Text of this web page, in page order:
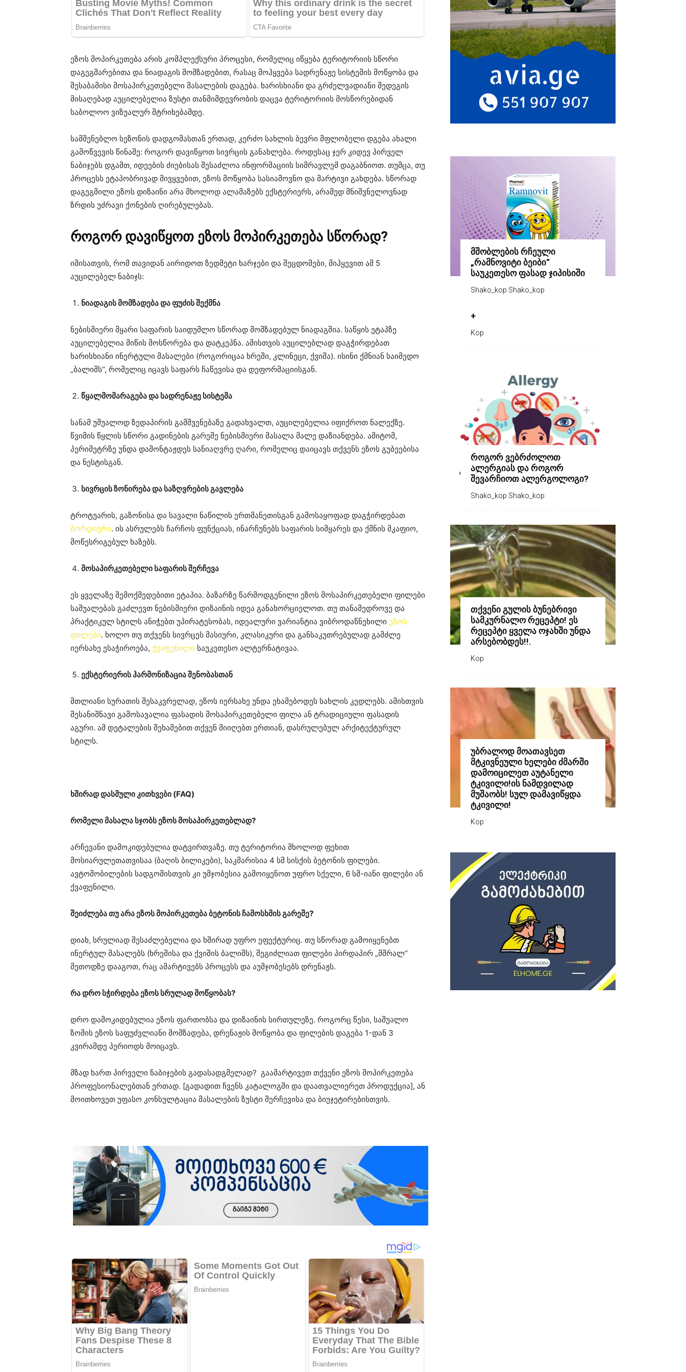
ეზოს მოპირკეთება არის კომპლექსური პროცესი, რომელიც იწყება ტერიტორიის სწორი
დაგეგმარებითა და ნიადაგის მომზადებით, რასაც მოჰყვება სადრენაჟე სისტემის მოწყობა და
შესაბამისი მოსაპირკეთებელი მასალების დაგება. ხარისხიანი და გრძელვადიანი შედეგის
მისაღებად აუცილებელია ზუსტი თანმიმდევრობის დაცვა ტერიტორიის მოსწორებიდან
საბოლოო ვიზუალურ შტრიხებამდე.
სამშენებლო სეზონის დადგომასთან ერთად, კერძო სახლის ბევრი მფლობელი დგება ახალი
გამოწვევის წინაშე: როგორ დავიწყოთ სივრცის განახლება. როდესაც ჯერ კიდევ პირველ
ნაბიჯებს დგამთ, იდეების ძიებისას შესაძლოა ინფორმაციის სიმრავლემ დაგაბნიოთ. თუმცა, თუ
პროცესს ეტაპობრივად მივყვებით, ეზოს მოწყობა სასიამოვნო და მარტივი გახდება. სწორად
დაგეგმილი ეზოს დიზაინი არა მხოლოდ ალამაზებს ექსტერიერს, არამედ მნიშვნელოვნად
ზრდის უძრავი ქონების ღირებულებას.
როგორ დავიწყოთ ეზოს მოპირკეთება სწორად?
იმისათვის, რომ თავიდან აირიდოთ ზედმეტი ხარჯები და შეცდომები, მიჰყევით ამ 5
აუცილებელ ნაბიჯს:
ნიადაგის მომზადება და ფუძის შექმნა
ნებისმიერი მყარი საფარის საიდუმლო სწორად მომზადებულ ნიადაგშია. საწყის ეტაპზე
აუცილებელია მიწის მოსწორება და დატკეპნა. ამისთვის აუცილებლად დაგჭირდებათ
ხარისხიანი ინერტული მასალები (როგორიცაა ხრეში, კლინეცი, ქვიშა). ისინი ქმნიან საიმედო
„ბალიშს“, რომელიც იცავს საფარს ჩაწევისა და დეფორმაციისგან.
წყალმომარაგება და სადრენაჟე სისტემა
სანამ უშუალოდ ზედაპირის გამშვენებაზე გადახვალთ, აუცილებელია იფიქროთ ნალექზე.
წვიმის წყლის სწორი გადინების გარეშე ნებისმიერი მასალა მალე დაზიანდება. ამიტომ,
პერიმეტრზე უნდა დამონტაჟდეს სანიაღვრე ღარი, რომელიც დაიცავს თქვენს ეზოს გუბეებისა
და ნესტისგან.
სივრცის ზონირება და საზღვრების გავლება
ტროტუარის, გაზონისა და სავალი ნაწილის ერთმანეთისგან გამოსაყოფად დაგჭირდებათ
ბორდიური. ის ასრულებს ჩარჩოს ფუნქციას, ინარჩუნებს საფარის სიმყარეს და ქმნის მკაფიო,
მოწესრიგებულ ხაზებს.
მოსაპირკეთებელი საფარის შერჩევა
ეს ყველაზე შემოქმედებითი ეტაპია. ბაზარზე წარმოდგენილი ეზოს მოსაპირკეთებელი ფილები
საშუალებას გაძლევთ ნებისმიერი დიზაინის იდეა განახორციელოთ. თუ თანამედროვე და
პრაქტიკულ სტილს ანიჭებთ უპირატესობას, იდეალური ვარიანტია ვიბროდაწნეხილი ეზოს
ფილები. ხოლო თუ თქვენს სივრცეს მასიური, კლასიკური და განსაკუთრებულად გამძლე
იერსახე ესაჭიროება, ქვაფენილი საუკეთესო ალტერნატივაა.
ექსტერიერის ჰარმონიზაცია შენობასთან
მთლიანი სურათის შესაკვრელად, ეზოს იერსახე უნდა ეხამებოდეს სახლის კედლებს. ამისთვის
შესანიშნავი გამოსავალია ფასადის მოსაპირკეთებელი ფილა ან ტრადიციული ფასადის
აგური. ამ დეტალების შეხამებით თქვენ მიიღებთ ერთიან, დასრულებულ არქიტექტურულ
სტილს.
ხშირად დასმული კითხვები (FAQ)
რომელი მასალა სჯობს ეზოს მოსაპირკეთებლად?
არჩევანი დამოკიდებულია დატვირთვაზე. თუ ტერიტორია მხოლოდ ფეხით
მოსიარულეთათვისაა (ბაღის ბილიკები), საკმარისია 4 სმ სისქის ბეტონის ფილები.
ავტომობილების სადგომისთვის კი უმჯობესია გამოიყენოთ უფრო სქელი, 6 სმ-იანი ფილები ან
ქვაფენილი.
შეიძლება თუ არა ეზოს მოპირკეთება ბეტონის ჩამოსხმის გარეშე?
დიახ, სრულიად შესაძლებელია და ხშირად უფრო ეფექტურიც. თუ სწორად გამოიყენებთ
ინერტულ მასალებს (ხრეშისა და ქვიშის ბალიშს), შეგიძლიათ ფილები პირდაპირ „მშრალ“
მეთოდზე დააგოთ, რაც ამარტივებს პროცესს და აუმჯობესებს დრენაჟს.
რა დრო სჭირდება ეზოს სრულად მოწყობას?
დრო დამოკიდებულია ეზოს ფართობსა და დიზაინის სირთულეზე. როგორც წესი, საშუალო
ზომის ეზოს საფუძვლიანი მომზადება, დრენაჟის მოწყობა და ფილების დაგება 1-დან 3
კვირამდე პერიოდს მოიცავს.
მზად ხართ პირველი ნაბიჯების გადასადგმელად? გაამარტივეთ თქვენი ეზოს მოპირკეთება
პროფესიონალებთან ერთად. [გადადით ჩვენს კატალოგში და დაათვალიერეთ პროდუქცია], ან
მოითხოვეთ უფასო კონსულტაცია მასალების ზუსტი შერჩევისა და ბიუჯეტირებისთვის.
მშობლების რჩეული
„რამნოვიტი ბეიბი“
საუკეთესო ფასად ჯიპისიში
Shako_kop Shako_kop
+
Kop
როგორ ვებრძოლოთ
ალერგიას და როგორ
შევარჩიოთ ალერგოლოგი?
Shako_kop Shako_kop
თქვენი გულის ბუნებრივი
სამკურნალო რეცეპტი! ეს
რეცეპტი ყველა ოჯახში უნდა
არსებობდეს!!.
Kop
უბრალოდ მოათავსეთ
მტკივნეული ხელები ძმარში
დამოიცილეთ აუტანელი
ტკივილი!ის ნამდვილად
მუშაობს! სულ დამავიწყდა
ტკივილი!
Kop